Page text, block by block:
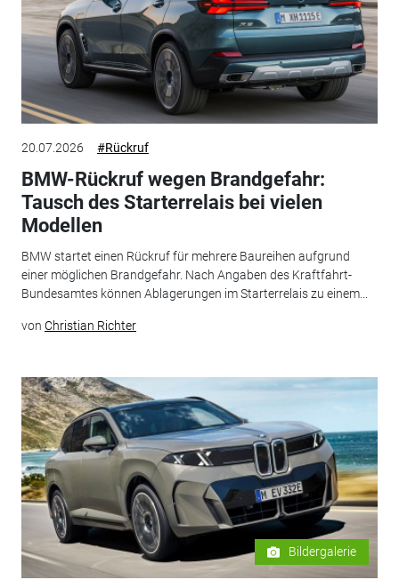
20.07.2026 #Rückruf
BMW-Rückruf wegen Brandgefahr:
Tausch des Starterrelais bei vielen
Modellen
BMW startet einen Rückruf für mehrere Baureihen aufgrund
einer möglichen Brandgefahr. Nach Angaben des Kraftfahrt-
Bundesamtes können Ablagerungen im Starterrelais zu einem...
von Christian Richter
Bildergalerie